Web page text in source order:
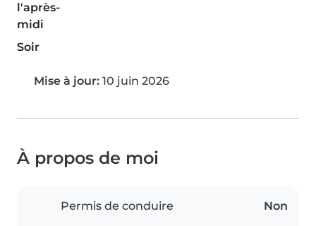
l'après-
midi
Soir
Mise à jour: 10 juin 2026
À propos de moi
Permis de conduire Non